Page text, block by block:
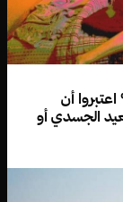
سُئِلوا عن التجربة مجدداً؛ 79% اعتبروا أن
الجسدي أو